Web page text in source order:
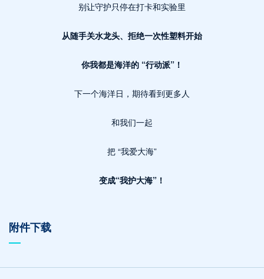
别让守护只停在打卡和实验里
从随手关水龙头、拒绝一次性塑料开始
你我都是海洋的 “行动派”！
下一个海洋日，期待看到更多人
和我们一起
把 “我爱大海”
变成“我护大海”！
附件下载